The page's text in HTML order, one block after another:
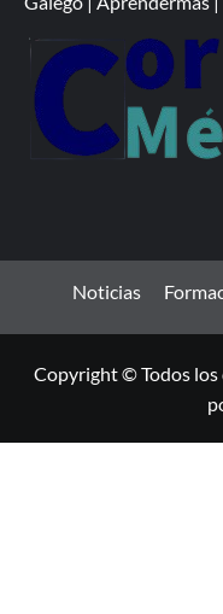
Noticias
Copyright © Todos los